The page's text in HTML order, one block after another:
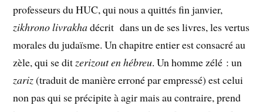
professeurs du HUC, qui nous a quittés fin janvier,
zikhrono livrakhadécrit dans un de ses livres, les vertus
morales du judaïsme. Un chapitre entier est consacré au
zèle, qui se ditzerizout en hébreu. Un homme zélé : un
zariz(traduit de manière erroné par empressé) est celui
non pas qui se précipite à agir mais au contraire, prend